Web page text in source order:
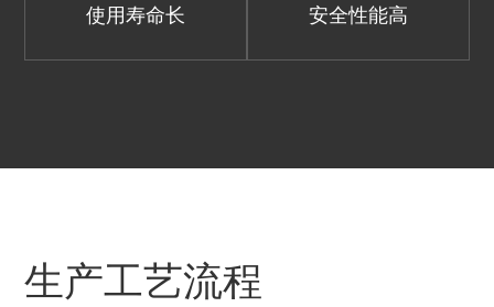
使用寿命长 安全性能高
生产工艺流程